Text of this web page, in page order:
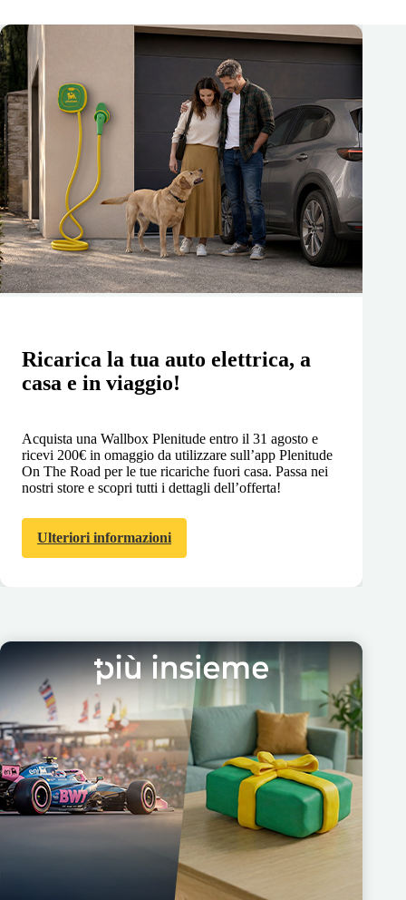
Ricarica la tua auto elettrica, a
casa e in viaggio!
Acquista una Wallbox Plenitude entro il 31 agosto e
ricevi 200€ in omaggio da utilizzare sull’app Plenitude
On The Road per le tue ricariche fuori casa. Passa nei
nostri store e scopri tutti i dettagli dell’offerta!
Ulteriori informazioni